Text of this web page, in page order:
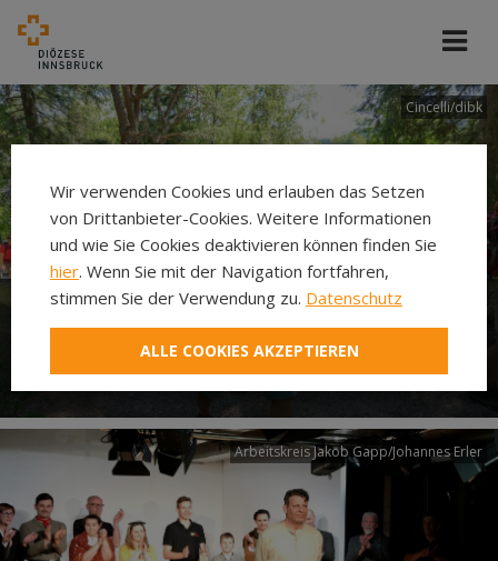
Cincelli/dibk
Neuer Pilgerweg Via
Laudato si’
Arbeitskreis Jakob Gapp/Johannes Erler
Wir verwenden Cookies und erlauben das Setzen
von Drittanbieter-Cookies. Weitere Informationen
und wie Sie Cookies deaktivieren können finden Sie
hier. Wenn Sie mit der Navigation fortfahren,
stimmen Sie der Verwendung zu. Datenschutz
ALLE COOKIES AKZEPTIEREN